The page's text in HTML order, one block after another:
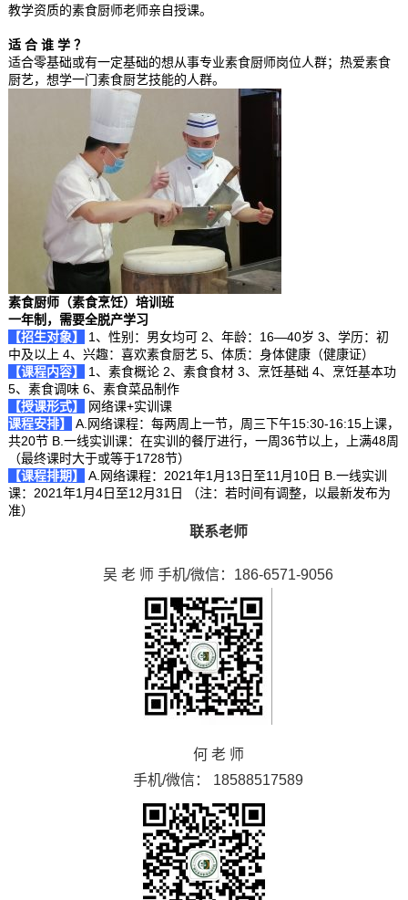
教学资质的素食厨师老师亲自授课。
适 合 谁 学 ？
适合零基础或有一定基础的想从事专业素食厨师岗位人群；热爱素食
厨艺，想学一门素食厨艺技能的人群。
素食厨师（素食烹饪）培训班
一年制，需要全脱产学习
【招生对象】
1、性别：男女均可 2、年龄：16—40岁 3、学历：初
中及以上 4、兴趣：喜欢素食厨艺 5、体质：身体健康（健康证）
【课程内容】
1、素食概论 2、素食食材 3、烹饪基础 4、烹饪基本功
5、素食调味 6、素食菜品制作
【授课形式】
网络课+实训课
课程安排】
A.网络课程：每两周上一节，周三下午15:30-16:15上课，
共20节 B.一线实训课：在实训的餐厅进行，一周36节以上，上满48周
（最终课时大于或等于1728节）
【课程排期】
A.网络课程：2021年1月13日至11月10日 B.一线实训
课：2021年1月4日至12月31日 （注：若时间有调整，以最新发布为
准）
联系老师
吴 老 师 手机/微信：186-6571-9056
何 老 师
手机/微信： 18588517589